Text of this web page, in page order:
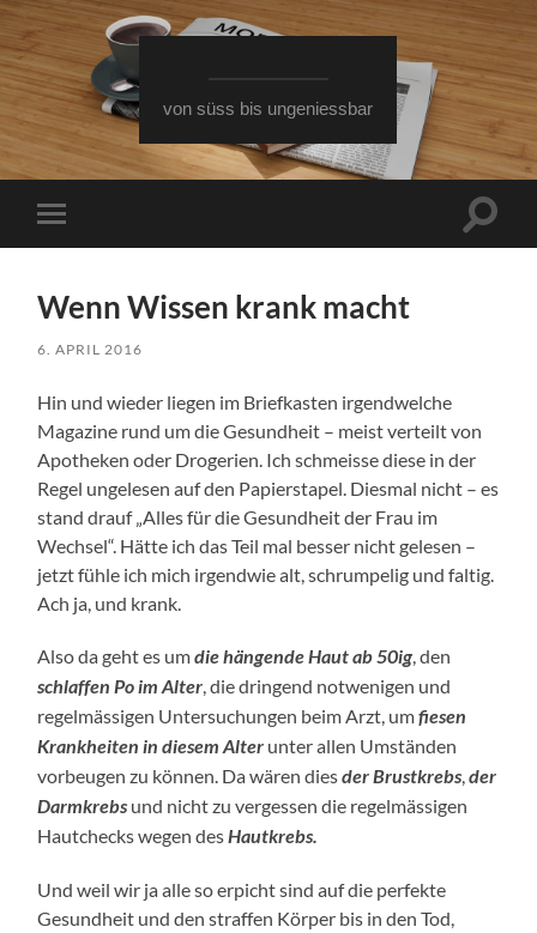
von süss bis ungeniessbar
Mobile-
Menü
Wenn Wissen krank macht
6. APRIL 2016
Hin und wieder liegen im Briefkasten irgendwelche
Magazine rund um die Gesundheit – meist verteilt von
Apotheken oder Drogerien. Ich schmeisse diese in der
Regel ungelesen auf den Papierstapel. Diesmal nicht – es
stand drauf „Alles für die Gesundheit der Frau im
Wechsel“. Hätte ich das Teil mal besser nicht gelesen –
jetzt fühle ich mich irgendwie alt, schrumpelig und faltig.
Ach ja, und krank.
Also da geht es umdie hängende Haut ab 50ig , den
schlaffen Po im Alter , die dringend notwenigen und
regelmässigen Untersuchungen beim Arzt, umfiesen
Krankheiten in diesem Alter unter allen Umständen
vorbeugen zu können. Da wären diesder Brustkrebs ,der
Darmkrebs und nicht zu vergessen die regelmässigen
Hautchecks wegen des Hautkrebs.
Und weil wir ja alle so erpicht sind auf die perfekte
Gesundheit und den straffen Körper bis in den Tod,